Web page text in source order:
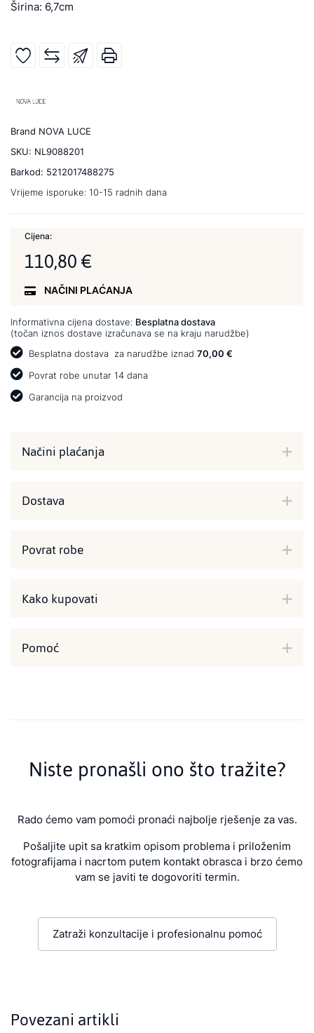
Širina: 6,7cm
Brand NOVA LUCE
SKU: NL9088201
Barkod: 5212017488275
Vrijeme isporuke: 10-15 radnih dana
Cijena:
110,80 €
NAČINI PLAĆANJA
Informativna cijena dostave: Besplatna dostava
(točan iznos dostave izračunava se na kraju narudžbe)
Besplatna dostava za narudžbe iznad 70,00 €
Povrat robe unutar 14 dana
Garancija na proizvod
Načini plaćanja
Dostava
Povrat robe
Kako kupovati
Pomoć
Niste pronašli ono što tražite?
Rado ćemo vam pomoći pronaći najbolje rješenje za vas.
Pošaljite upit sa kratkim opisom problema i priloženim
fotografijama i nacrtom putem kontakt obrasca i brzo ćemo
vam se javiti te dogovoriti termin.
Zatraži konzultacije i profesionalnu pomoć
Povezani artikli